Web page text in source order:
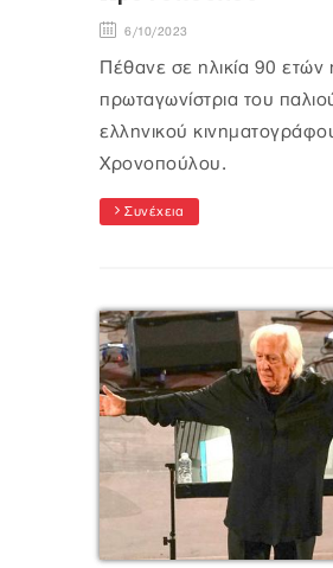
6/10/2023
Πέθανε σε ηλικία 90 ετών
πρωταγωνίστρια του
ελληνικού
Χρονοπούλου.
Συνέχεια